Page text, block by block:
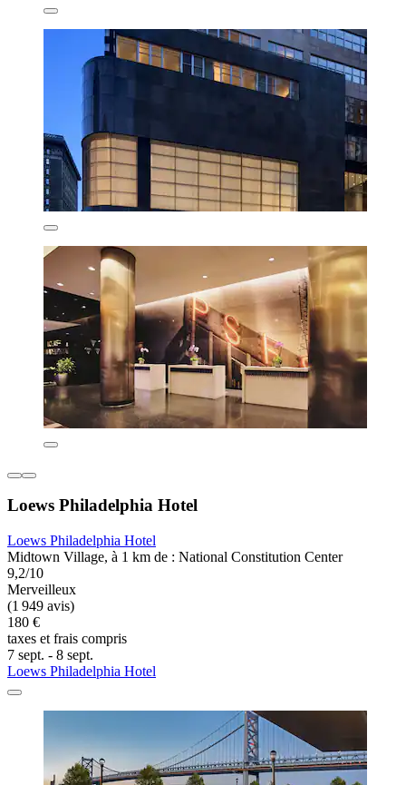
Loews Philadelphia Hotel
Loews Philadelphia Hotel
Midtown Village, à 1 km de : National Constitution Center
9,2/10
Merveilleux
(1 949 avis)
180 €
taxes et frais compris
7 sept. - 8 sept.
Loews Philadelphia Hotel